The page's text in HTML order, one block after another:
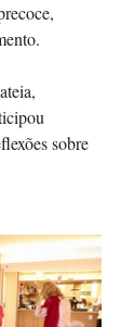
sobre